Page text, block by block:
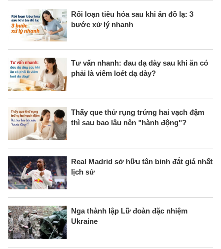
Rối loạn tiêu hóa sau khi ăn đồ lạ: 3
bước xử lý nhanh
Tư vấn nhanh: đau dạ dày sau khi ăn có
phải là viêm loét dạ dày?
Thấy que thử rụng trứng hai vạch đậm
thì sau bao lâu nên "hành động"?
Real Madrid sở hữu tân binh đắt giá nhất
lịch sử
Nga thành lập Lữ đoàn đặc nhiệm
Ukraine